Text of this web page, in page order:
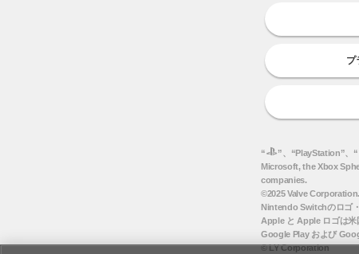
プ
“ ”、“PlayStation”、“
Microsoft, the Xbox
companies.
©2025 Valve
Nintendo Switchのロゴ
Apple と Apple ロゴは米
Google Play および
© LY Corporation